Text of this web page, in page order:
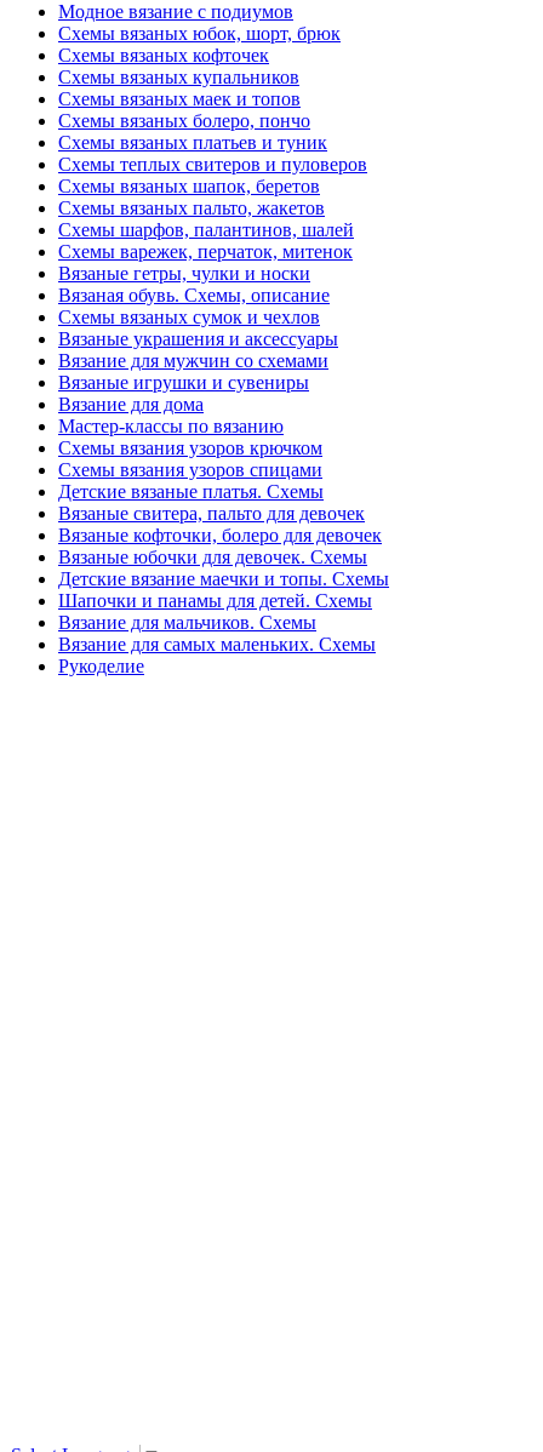
Модное вязание с подиумов
Схемы вязаных юбок, шорт, брюк
Схемы вязаных кофточек
Схемы вязаных купальников
Схемы вязаных маек и топов
Схемы вязаных болеро, пончо
Схемы вязаных платьев и туник
Схемы теплых свитеров и пуловеров
Схемы вязаных шапок, беретов
Схемы вязаных пальто, жакетов
Схемы шарфов, палантинов, шалей
Схемы варежек, перчаток, митенок
Вязаные гетры, чулки и носки
Вязаная обувь. Схемы, описание
Схемы вязаных сумок и чехлов
Вязаные украшения и аксессуары
Вязание для мужчин со схемами
Вязаные игрушки и сувениры
Вязание для дома
Мастер-классы по вязанию
Схемы вязания узоров крючком
Схемы вязания узоров спицами
Детские вязаные платья. Схемы
Вязаные свитера, пальто для девочек
Вязаные кофточки, болеро для девочек
Вязаные юбочки для девочек. Схемы
Детские вязание маечки и топы. Схемы
Шапочки и панамы для детей. Схемы
Вязание для мальчиков. Схемы
Вязание для самых маленьких. Схемы
Рукоделие